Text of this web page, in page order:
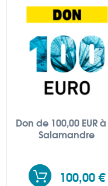
Don de 100,00 EUR
Salamandre
100,00 €